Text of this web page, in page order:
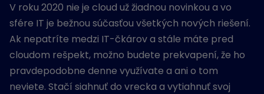
V roku 2020 nie je cloud už žiadnou novinkou a vo
sfére IT je bežnou súčasťou všetkých nových riešení.
Ak nepatríte medzi IT-čkárov a stále máte pred
cloudom rešpekt, možno budete prekvapení, že ho
pravdepodobne denne využívate a ani o tom
neviete. Stačí siahnuť do vrecka a vytiahnuť svoj